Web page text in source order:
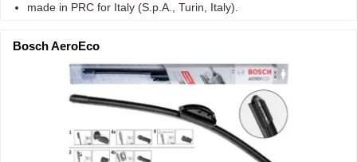
made in PRC for Italy (S.p.A., Turin, Italy).
Bosch AeroEco